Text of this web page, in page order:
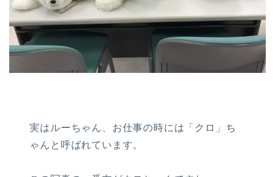
実はルーちゃん、お仕事の時には「クロ」ち
ゃんと呼ばれています。